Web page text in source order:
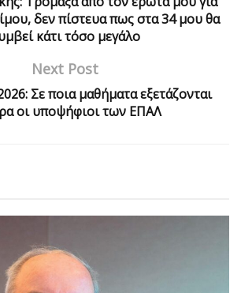
δεν πίστευα πως στα 34 μου θα
κάτι τόσο μεγάλο
Next Post
Σε ποια μαθήματα εξετάζονται
οι υποψήφιοι των ΕΠΑΛ